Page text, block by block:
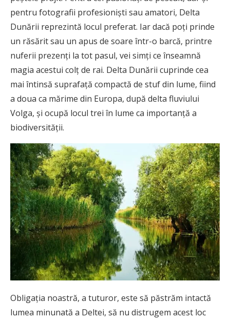
pentru fotografii profesioniști sau amatori, Delta
Dunării reprezintă locul preferat. Iar dacă poți prinde
un răsărit sau un apus de soare într-o barcă, printre
nuferii prezenți la tot pasul, vei simți ce înseamnă
magia acestui colț de rai. Delta Dunării cuprinde cea
mai întinsă suprafață compactă de stuf din lume, fiind
a doua ca mărime din Europa, după delta fluviului
Volga, și ocupă locul trei în lume ca importanță a
biodiversității.
Obligația noastră, a tuturor, este să păstrăm intactă
lumea minunată a Deltei, să nu distrugem acest loc